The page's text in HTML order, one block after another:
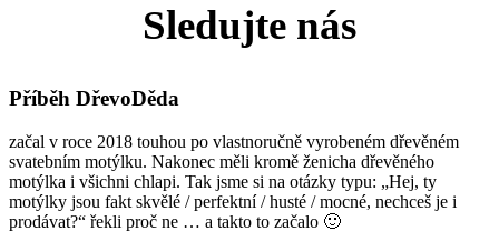
Sledujte nás
Příběh DřevoDěda
začal v roce 2018 touhou po vlastnoručně vyrobeném dřevěném
svatebním motýlku. Nakonec měli kromě ženicha dřevěného
motýlka i všichni chlapi. Tak jsme si na otázky typu: „Hej, ty
motýlky jsou fakt skvělé / perfektní / husté / mocné, nechceš je i
prodávat?“ řekli proč ne … a takto to začalo 🙂